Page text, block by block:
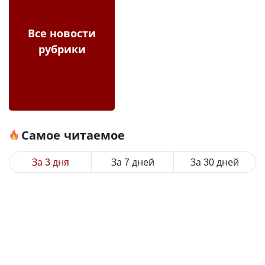
Все новости
рубрики
Самое читаемое
За 3 дня За 7 дней За 30 дней